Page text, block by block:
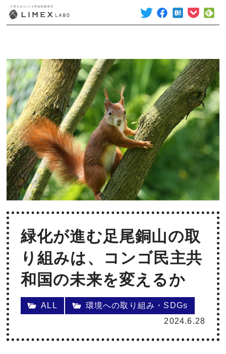
緑化が進む足尾銅山の取
り組みは、コンゴ民主共
和国の未来を変えるか
ALL
環境への取り組み・SDGs
2024.6.28